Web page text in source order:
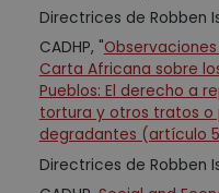
Directrices de Robben
CADHP, "
Carta Africana sobre
Pueblos: El derecho a
tortura y otros tratos o
degradantes (artículo
Directrices de Robben